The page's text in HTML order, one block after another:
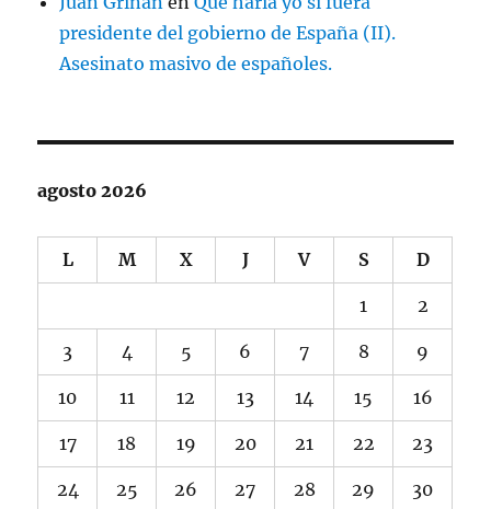
presidente del gobierno de España (II).
Asesinato masivo de españoles.
agosto 2026
L M X J V S D
1 2
3 4 5 6 7 8 9
10 11 12 13 14 15 16
17 18 19 20 21 22 23
24 25 26 27 28 29 30